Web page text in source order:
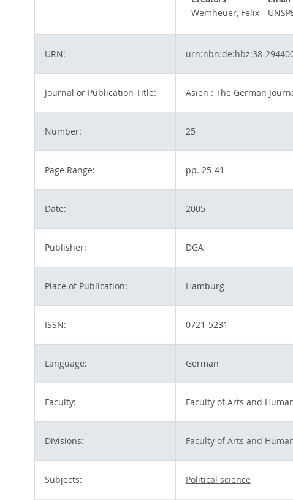
Wemheuer, Felix
URN: urn:nbn:de:hbz:38-
Journal or Publication Title: Asien : The German
Number: 25
Page Range: pp. 25-41
Date: 2005
Publisher: DGA
Place of Publication: Hamburg
ISSN: 0721-5231
Language: German
Faculty: Faculty of Arts and
Divisions: Faculty of Arts and
Subjects: Political science